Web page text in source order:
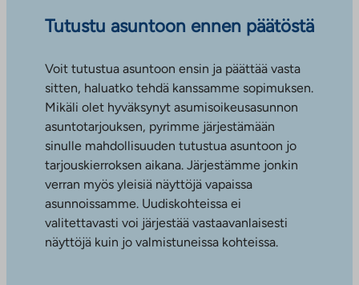
Tutustu asuntoon ennen päätöstä
Voit tutustua asuntoon ensin ja päättää vasta
sitten, haluatko tehdä kanssamme sopimuksen.
Mikäli olet hyväksynyt asumisoikeusasunnon
asuntotarjouksen, pyrimme järjestämään
sinulle mahdollisuuden tutustua asuntoon jo
tarjouskierroksen aikana. Järjestämme jonkin
verran myös yleisiä näyttöjä vapaissa
asunnoissamme. Uudiskohteissa ei
valitettavasti voi järjestää vastaavanlaisesti
näyttöjä kuin jo valmistuneissa kohteissa.